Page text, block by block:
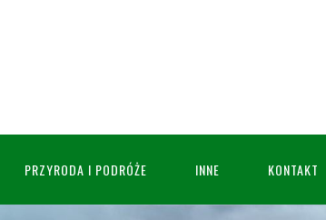
PRZYRODA I PODRÓŻE INNE KONTAKT